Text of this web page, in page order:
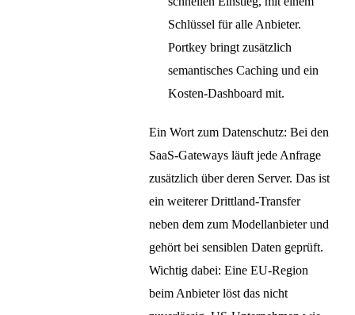
Schlüssel für alle Anbieter.
Portkey bringt zusätzlich
semantisches Caching und ein
Kosten-Dashboard mit.
Ein Wort zum Datenschutz: Bei den
SaaS-Gateways läuft jede Anfrage
zusätzlich über deren Server. Das ist
ein weiterer Drittland-Transfer
neben dem zum Modellanbieter und
gehört bei sensiblen Daten geprüft.
Wichtig dabei: Eine EU-Region
beim Anbieter löst das nicht